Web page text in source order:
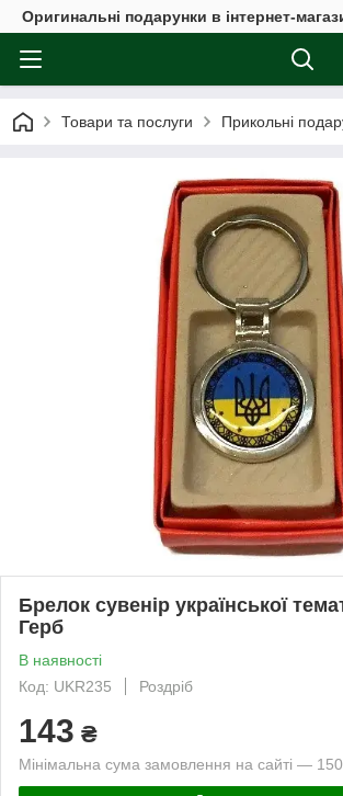
Оригинальні подарунки в інтернет-
Товари та послуги Прикольні
Брелок сувенір української
Герб
В наявності
Код: UKR235
Роздріб
143 ₴
Мінімальна сума замовлення на сайті —